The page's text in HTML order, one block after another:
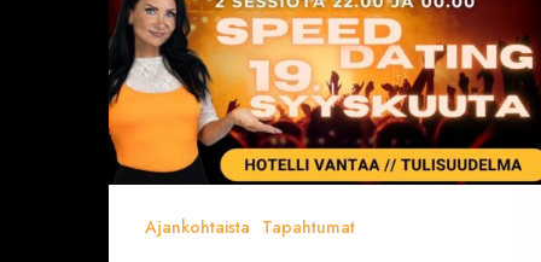
Vantaalla
Ajankohtaista Tapahtumat